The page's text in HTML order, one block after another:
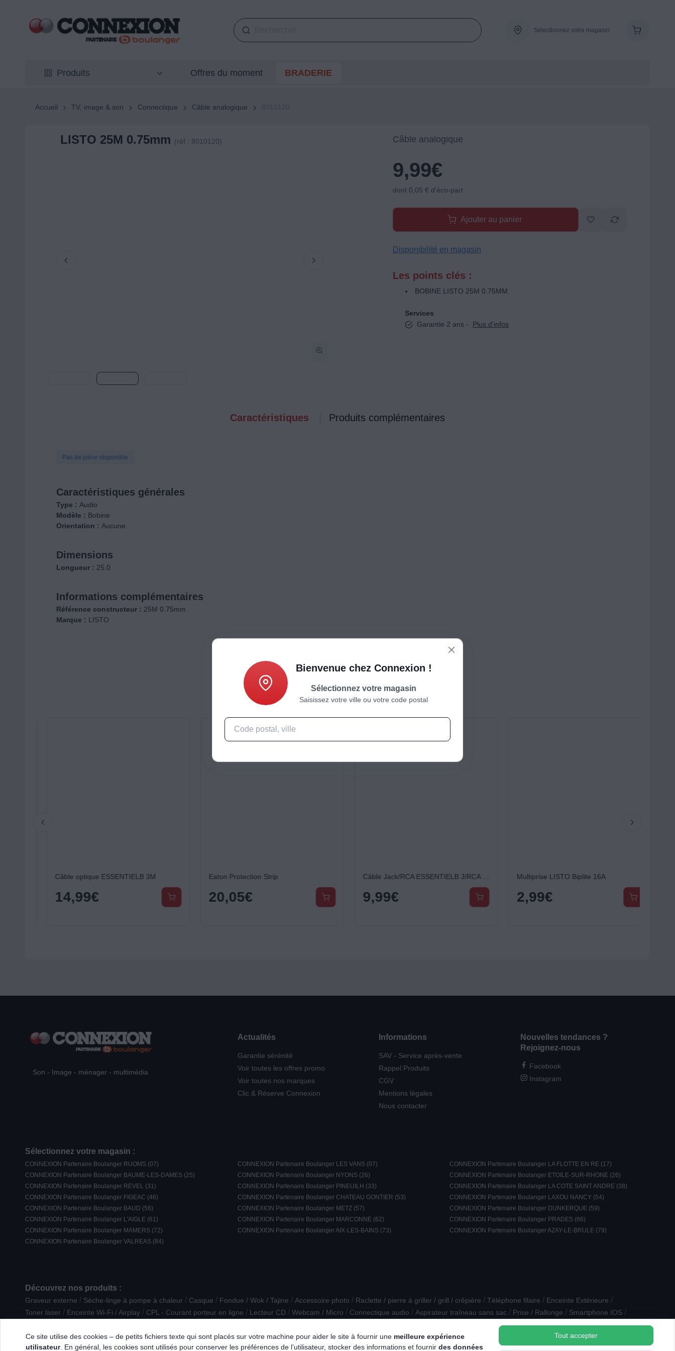
Sélectionnez votre magasin
Produits Offres du moment BRADERIE
Accueil TV, image & son Connectique Câble analogique
LISTO 25M 0.75mm (réf : 8010120) Câble analogique
9,99€
dont 0,05 € d'éco-part
Ajouter au panier
Disponibilité en magasin
Les points clés :
BOBINE LISTO 25M 0.75MM
Services
Garantie 2 ans -
Plus d'infos
Caractéristiques Produits complémentaires
Pas de pièce disponible
Caractéristiques générales
Type : Audio
Modèle : Bobine
Orientation : Aucune
Dimensions
Longueur : 25.0
Informations complémentaires
Référence constructeur : 25M 0.75mm
Marque : LISTO
Caractéristiques Produits complémentaires
Câble optique ESSENTIELB 3M
14,99€
Eaton Protection Strip
20,05€
Câble Jack/RCA ESSENTIELB J/RCA - 3m - ecp
9,99€
Multiprise LISTO Biplite 16A
2,99€
Ce site utilise des cookies – de petits fichiers texte qui sont placés sur votre machine pour aider le site à fournir une meilleure expérience
utilisateur. En général, les cookies sont utilisés pour conserver les préférences de l’utilisateur, stocker des informations et fournir des données
Tout accepter
Son - Image - ménager - multimédia
Actualités
Garantie sérénité
Voir toutes les offres promo
Voir toutes nos marques
Clic & Réserve Connexion
Informations
SAV - Service après-vente
Rappel Produits
CGV
Mentions légales
Nous contacter
Nouvelles tendances ?
Rejoignez-nous
Facebook
Instagram
Sélectionnez votre magasin :
CONNEXION Partenaire Boulanger RUOMS (07) CONNEXION Partenaire Boulanger LES VANS (07)
CONNEXION Partenaire Boulanger LA FLOTTE EN RE (17)
CONNEXION Partenaire Boulanger BAUME-LES-DAMES (25)
CONNEXION Partenaire Boulanger NYONS (26)
CONNEXION Partenaire Boulanger ETOILE-SUR-RHONE (26)
CONNEXION Partenaire Boulanger REVEL (31)
CONNEXION Partenaire Boulanger PINEUILH (33)
CONNEXION Partenaire Boulanger LA COTE SAINT ANDRE (38)
CONNEXION Partenaire Boulanger FIGEAC (46)
CONNEXION Partenaire Boulanger CHATEAU GONTIER (53)
CONNEXION Partenaire Boulanger LAXOU NANCY (54)
CONNEXION Partenaire Boulanger BAUD (56)
CONNEXION Partenaire Boulanger METZ (57)
CONNEXION Partenaire Boulanger DUNKERQUE (59)
CONNEXION Partenaire Boulanger L'AIGLE (61)
CONNEXION Partenaire Boulanger MARCONNE (62)
CONNEXION Partenaire Boulanger PRADES (66)
CONNEXION Partenaire Boulanger MAMERS (72)
CONNEXION Partenaire Boulanger AIX-LES-BAINS (73)
CONNEXION Partenaire Boulanger AZAY-LE-BRULE (79)
CONNEXION Partenaire Boulanger VALREAS (84)
Découvrez nos produits :
Graveur externe / Sèche-linge à pompe à chaleur / Casque / Fondue / Wok / Tajine / Accessoire photo / Raclette / pierre à griller / grill / crêpière / Téléphone filaire / Enceinte Extérieure /
Toner laser / Enceinte Wi-Fi / Airplay / CPL - Courant porteur en ligne / Lecteur CD / Webcam / Micro / Connectique audio / Aspirateur traîneau sans sac / Prise / Rallonge / Smartphone IOS /
Cave à vin multifonction
Bienvenue chez Connexion !
Sélectionnez votre magasin
Saisissez votre ville ou votre code postal